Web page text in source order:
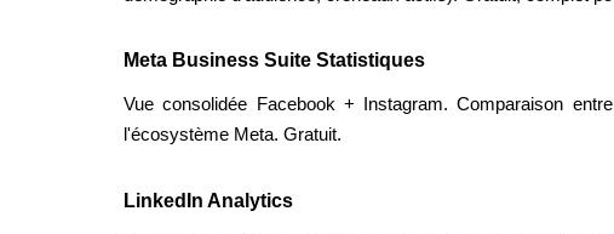
Meta Business Suite Statistiques
Vue consolidée Facebook + Instagram. Comparaison
l'écosystème Meta. Gratuit.
LinkedIn Analytics